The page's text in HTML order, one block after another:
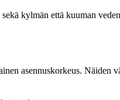
kylmän että kuuman
asennuskorkeus. Näiden